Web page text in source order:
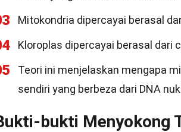
Mitokondria dipercayai berasal
Kloroplas dipercayai berasal dari
Teori ini menjelaskan mengapa
sendiri yang berbeza dari DNA
bukti Menyokong